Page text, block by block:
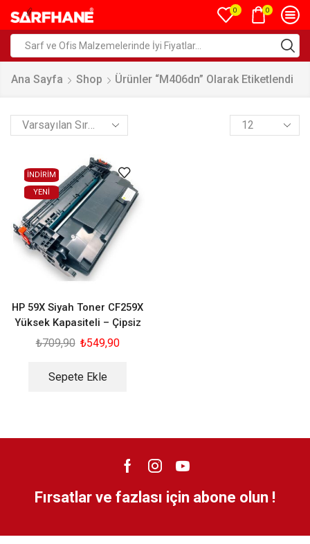
0 0
Ana Sayfa Shop Ürünler “M406dn” Olarak Etiketlendi
İNDİRİM
YENI
HP 59X Siyah Toner CF259X
Yüksek Kapasiteli – Çipsiz
₺709,90 ₺549,90
Sepete Ekle
Fırsatlar ve fazlası için abone olun !